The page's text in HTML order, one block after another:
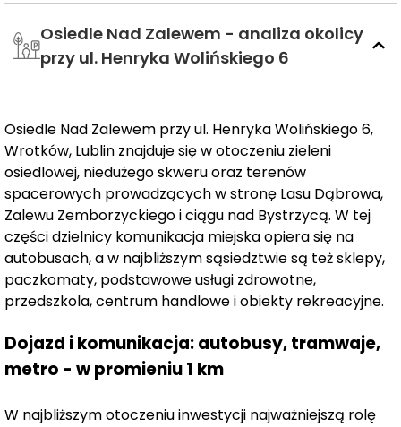
posiadabalkon lub ogródek.
funkcjonują wspólnoty mieszkaniowe.
W ofercie posiadamy mieszkania 3- i 4- pokojowe
aneksem kuchennym o metrażachod 49 do 58 m².
Mieszkania te posiadają atrakcyjne rozkłady, które
cieszą się dużym powodzeniem wśród kupujących.
mieszkań z całej inwestycji znalazło już swoich
Nabywców! Pozostałe 5% dostępnych mieszkań to
mieszkania o takich samych, atrakcyjnych
zwlekaj i umów się na prezentację mieszkania!
Dodatkowe zalety inwestycji:
100 % bezpieczeństwa dla Nabywców – brak ryzyka
Osiedle Nad Zalewem - analiza okolicy
przy ul. Henryka Wolińskiego 6
Osiedle Nad Zalewem przy ul. Henryka Wolińskiego 6,
Wrotków, Lublin znajduje się w otoczeniu zieleni
osiedlowej, niedużego skweru oraz terenów
spacerowych prowadzących w stronę Lasu Dąbrowa,
Zalewu Zemborzyckiego i ciągu nad Bystrzycą. W tej
części dzielnicy komunikacja miejska opiera się na
autobusach, a w najbliższym sąsiedztwie są też sklepy,
paczkomaty, podstawowe usługi zdrowotne,
przedszkola, centrum handlowe i obiekty rekreacyjne.
Dojazd i komunikacja: autobusy, tramwaje,
metro - w promieniu 1 km
W najbliższym otoczeniu inwestycji najważniejszą rolę